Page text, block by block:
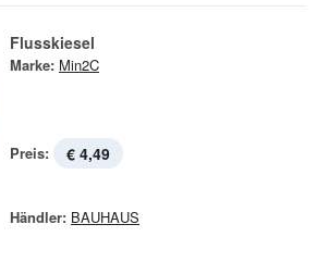
Flusskiesel
Marke: Min2C
Preis: € 4,49
Händler: BAUHAUS